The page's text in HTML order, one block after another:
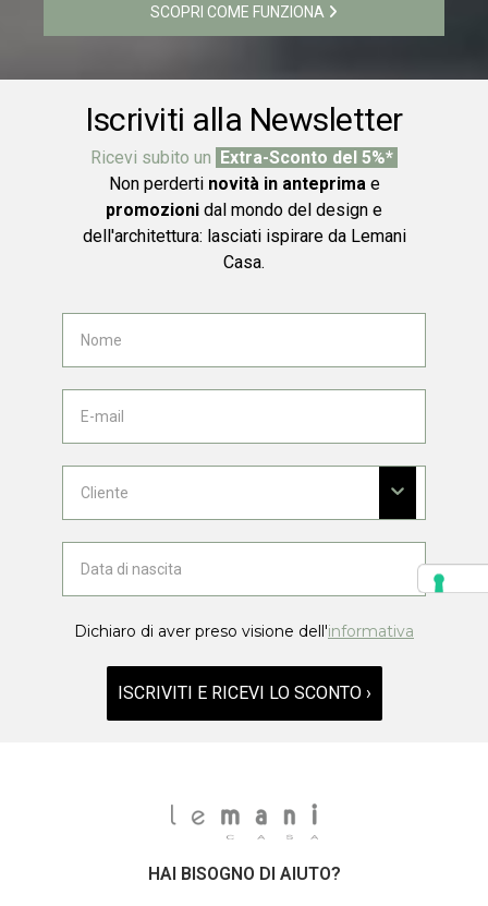
SCOPRI COME FUNZIONA
Iscriviti alla Newsletter
Ricevi subito un Extra-Sconto del 5%*
Non perderti novità in anteprima e
promozioni dal mondo del design e
dell'architettura: lasciati ispirare da Lemani
Casa.
Dichiaro di aver preso visione dell'informativa
ISCRIVITI E RICEVI LO SCONTO ›
HAI BISOGNO DI AIUTO?